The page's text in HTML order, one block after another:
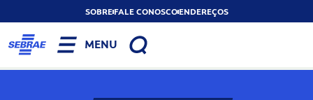
SOBREFALE CONOSCOENDEREÇOS
MENU